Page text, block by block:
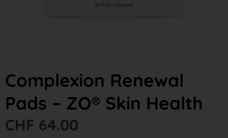
Complexion Renewal
Pads – ZO® Skin Health
CHF 64.00